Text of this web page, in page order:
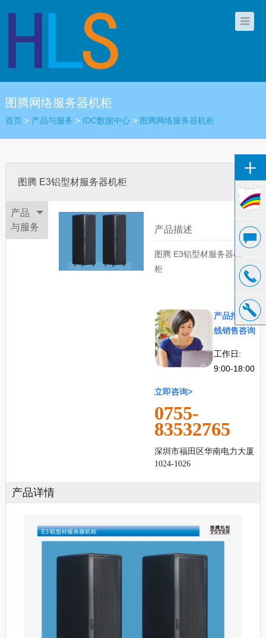
图腾网络服务器机柜
首页> 产品与服务 > IDC数据中心> 图腾网络服务器机柜
图腾 E3铝型材服务器机柜
产品
与服务
产品描述
图腾 E3铝型材服务器机
柜
产品报价在
线销售咨询
工作日:
9:00-18:00
立即咨询>
0755-
83532765
深圳市福田区华南电力大厦
1024-1026
产品详情